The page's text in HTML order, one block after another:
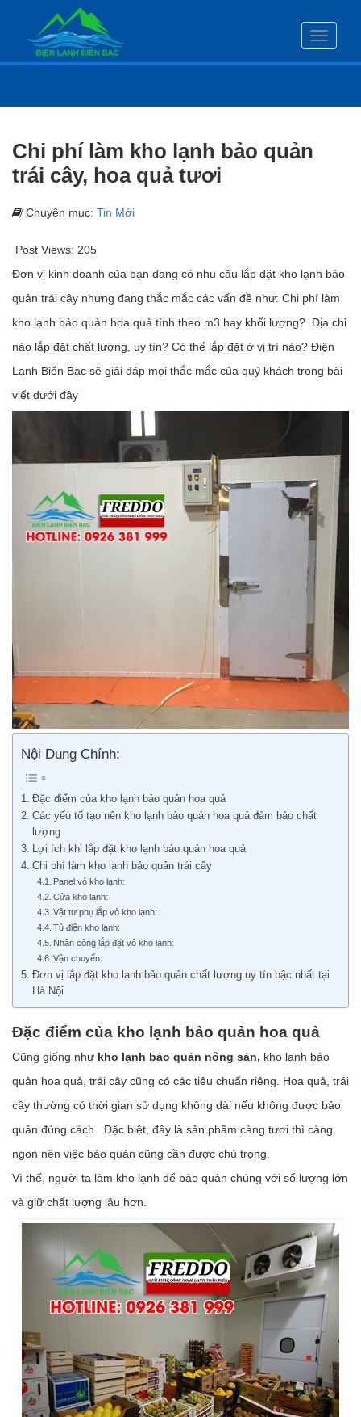
Toggle
Chi phí làm kho lạnh bảo quản
trái cây, hoa quả tươi
Chuyên mục: Tin Mới
Post Views: 205
Đơn vị kinh doanh của bạn đang có nhu cầu lắp đặt kho lạnh bảo
quản trái cây nhưng đang thắc mắc các vấn đề như: Chi phí làm
kho lạnh bảo quản hoa quả tính theo m3 hay khối lượng? Địa chỉ
nào lắp đặt chất lượng, uy tín? Có thể lắp đặt ở vị trí nào? Điện
Lạnh Biển Bạc sẽ giải đáp mọi thắc mắc của quý khách trong bài
viết dưới đây
Nội Dung Chính:
Đặc điểm của kho lạnh bảo quản hoa quả
Các yếu tố tạo nên kho lạnh bảo quản hoa quả đảm bảo chất
lượng
Lợi ích khi lắp đặt kho lạnh bảo quản hoa quả
Chi phí làm kho lạnh bảo quản trái cây
Panel vỏ kho lạnh:
Cửa kho lạnh:
Vật tư phụ lắp vỏ kho lạnh:
Tủ điện kho lạnh:
Nhân công lắp đặt vỏ kho lạnh:
Vận chuyển:
Đơn vị lắp đặt kho lạnh bảo quản chất lượng uy tín bậc nhất tại
Hà Nội
Đặc điểm của kho lạnh bảo quản hoa quả
Cũng giống như kho lạnh bảo quản nông sản, kho lạnh bảo
quản hoa quả, trái cây cũng có các tiêu chuẩn riêng. Hoa quả, trái
cây thường có thời gian sử dụng không dài nếu không được bảo
quản đúng cách. Đặc biệt, đây là sản phẩm càng tươi thì càng
ngon nên việc bảo quản cũng cần được chú trọng.
Vì thế, người ta làm kho lạnh để bảo quản chúng với số lượng lớn
và giữ chất lượng lâu hơn.